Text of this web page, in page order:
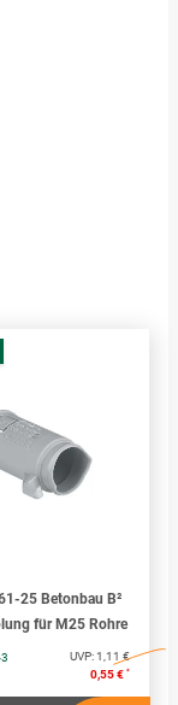
25 Betonbau B²
für M25 Rohre
UVP:1,11 €
0,55 € *